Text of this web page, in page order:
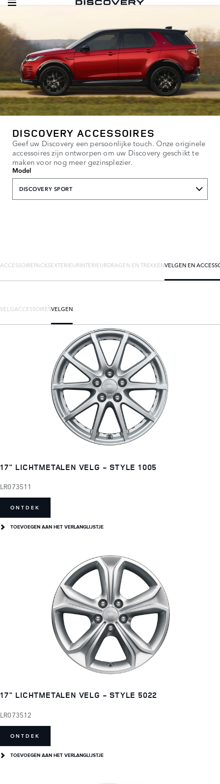
DISCOVERY ACCESSOIRES
Geef uw Discovery een persoonlijke touch. Onze originele
accessoires zijn ontworpen om uw Discovery geschikt te
maken voor nog meer gezinsplezier.
Model
DISCOVERY SPORT
ACCESSOIREPACKSEXTERIEURINTERIEURDRAGEN EN TREKKENVELGEN EN
VELGACCESSOIRESVELGEN
17" LICHTMETALEN VELG - STYLE 1005
LR073511
ONTDEK
TOEVOEGEN AAN HET VERLANGLIJSTJE
17" LICHTMETALEN VELG - STYLE 5022
LR073512
ONTDEK
TOEVOEGEN AAN HET VERLANGLIJSTJE